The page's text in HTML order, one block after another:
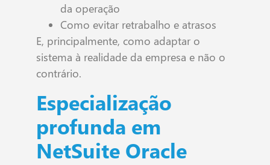
da operação
Como evitar retrabalho e atrasos
E, principalmente, como adaptar o
sistema à realidade da empresa e não o
contrário.
Especialização
profunda em
NetSuite Oracle